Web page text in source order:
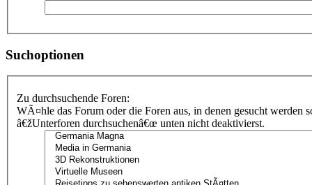
Suchoptionen
Zu durchsuchende Foren:
WÃ¤hle das Forum oder die Foren aus, in denen gesucht
â€žUnterforen durchsuchenâ€œ unten nicht deaktivierst.